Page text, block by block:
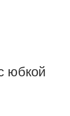
юбкой